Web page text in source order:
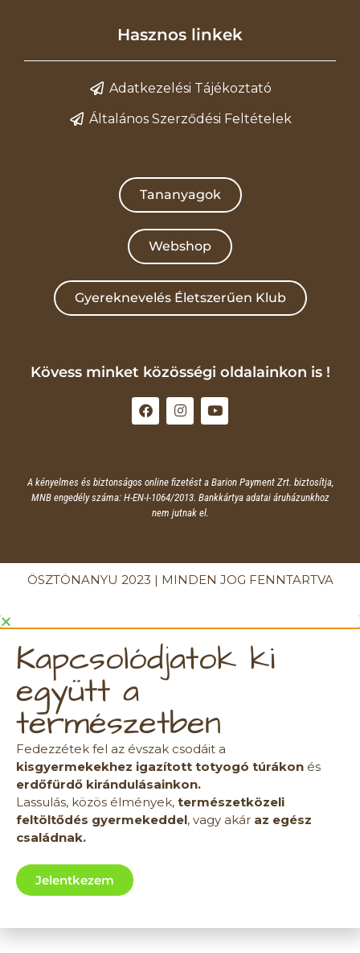
Hasznos linkek
Adatkezelési Tájékoztató
Általános Szerződési Feltételek
Tananyagok
Webshop
Gyereknevelés Életszerűen Klub
Kövess minket közösségi oldalainkon is !
A kényelmes és biztonságos online fizetést a Barion Payment Zrt. biztosítja,
MNB engedély száma: H-EN-I-1064/2013. Bankkártya adatai áruházunkhoz
nem jutnak el.
ÖSZTÖNANYU 2023 | MINDEN JOG FENNTARTVA
Kapcsolódjatok ki
együtt a
természetben
Fedezzétek fel az évszak csodáit a
kisgyermekekhez igazított totyogó túrákon és
erdőfürdő kirándulásainkon.
Lassulás, közös élmények, természetközeli
feltöltődés gyermekeddel, vagy akár az egész
családnak.
Jelentkezem